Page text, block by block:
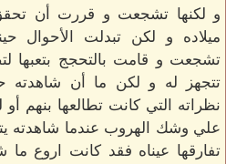
و لكنها تشجعت و قررت أن
ميلاده و لكن تبدلت الأحوال
تشجعت و قامت بالتحجج بتعبها
تتجهز له و لكن ما أن شاهدته
نظراته التي كانت تطالعها بنهم أو
علي وشك الهروب عندما شاهدته
تفارقها عيناه فقد كانت اروع